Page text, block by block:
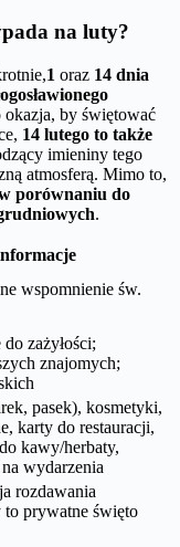
na luty?
1 oraz 14 dnia
okazja, by świętować
14 lutego to także
imieniny tego
atmosferą. Mimo to,
porównaniu do
.
wspomnienie św.
zażyłości;
znajomych;
pasek), kosmetyki,
karty do restauracji,
kawy/herbaty,
wydarzenia
rozdawania
prywatne święto